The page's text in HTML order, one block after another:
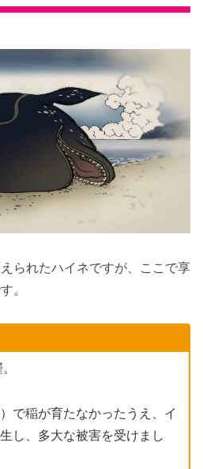
られたハイネですが、ここで享
。
で稲が育たなかったうえ、イ
し、多大な被害を受けまし